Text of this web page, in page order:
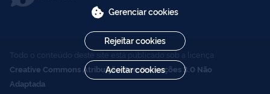
Todo o conteúdo deste site está publicado sob a licença
Creative Commons Atribuição-SemDerivações 3.0 Não
Adaptada
Gerenciar cookies
Rejeitar cookies
Aceitar cookies